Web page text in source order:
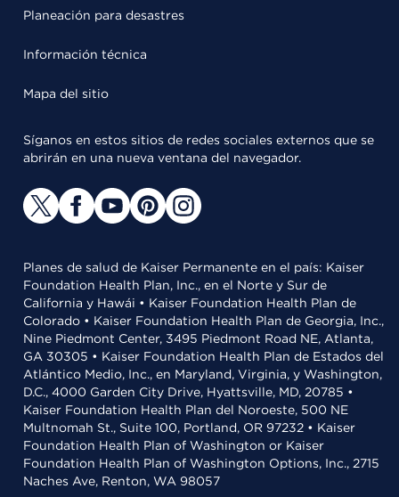
Planeación para desastres
Información técnica
Mapa del sitio
Síganos en estos sitios de redes sociales externos que se
abrirán en una nueva ventana del navegador.
Planes de salud de Kaiser Permanente en el país: Kaiser
Foundation Health Plan, Inc., en el Norte y Sur de
California y Hawái • Kaiser Foundation Health Plan de
Colorado • Kaiser Foundation Health Plan de Georgia, Inc.,
Nine Piedmont Center, 3495 Piedmont Road NE, Atlanta,
GA 30305 • Kaiser Foundation Health Plan de Estados del
Atlántico Medio, Inc., en Maryland, Virginia, y Washington,
D.C., 4000 Garden City Drive, Hyattsville, MD, 20785 •
Kaiser Foundation Health Plan del Noroeste, 500 NE
Multnomah St., Suite 100, Portland, OR 97232 • Kaiser
Foundation Health Plan of Washington or Kaiser
Foundation Health Plan of Washington Options, Inc., 2715
Naches Ave, Renton, WA 98057